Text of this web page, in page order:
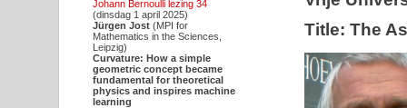
Johann Bernoulli lezing 34
(dinsdag 1 april 2025)
Jürgen Jost(MPI for
Mathematics in the Sciences,
Leipzig)
Curvature: How a simple
geometric concept became
fundamental for theoretical
physics and inspires machine
learning
Title: The